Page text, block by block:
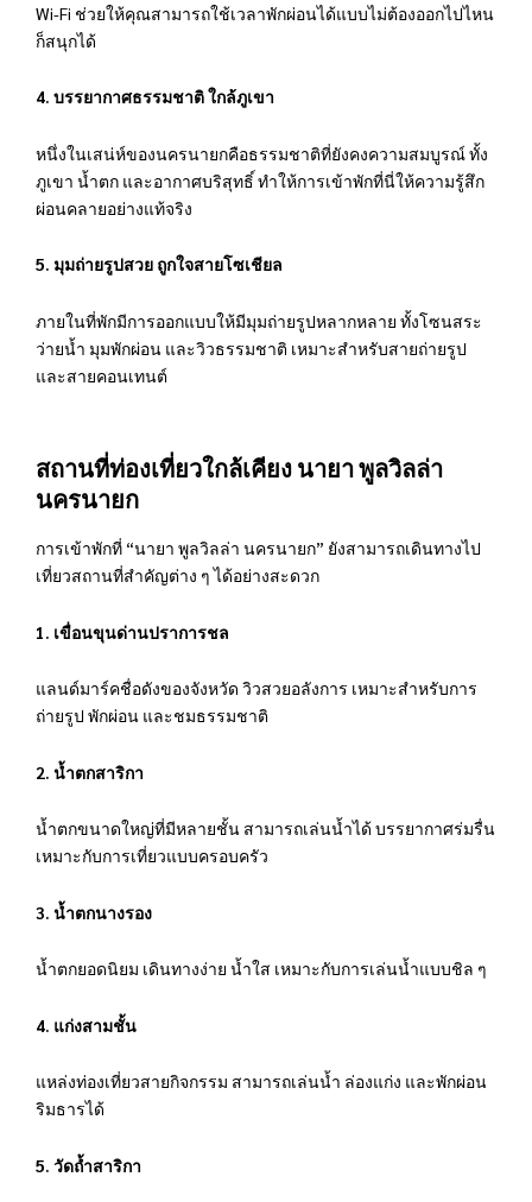
Wi-Fi ช่วยให้คุณสามารถใช้เวลาพักผ่อนได้แบบไม่ต้องออกไปไหน
ก็สนุกได้
4. บรรยากาศธรรมชาติ ใกล้ภูเขา
หนึ่งในเสน่ห์ของนครนายกคือธรรมชาติที่ยังคงความสมบูรณ์ ทั้ง
ภูเขา น้ำตก และอากาศบริสุทธิ์ ทำให้การเข้าพักที่นี่ให้ความรู้สึก
ผ่อนคลายอย่างแท้จริง
5. มุมถ่ายรูปสวย ถูกใจสายโซเชียล
ภายในที่พักมีการออกแบบให้มีมุมถ่ายรูปหลากหลาย ทั้งโซนสระ
ว่ายน้ำ มุมพักผ่อน และวิวธรรมชาติ เหมาะสำหรับสายถ่ายรูป
และสายคอนเทนต์
สถานที่ท่องเที่ยวใกล้เคียง นายา พูลวิลล่า
นครนายก
การเข้าพักที่ “นายา พูลวิลล่า นครนายก” ยังสามารถเดินทางไป
เที่ยวสถานที่สำคัญต่าง ๆ ได้อย่างสะดวก
1. เขื่อนขุนด่านปราการชล
แลนด์มาร์คชื่อดังของจังหวัด วิวสวยอลังการ เหมาะสำหรับการ
ถ่ายรูป พักผ่อน และชมธรรมชาติ
2. น้ำตกสาริกา
น้ำตกขนาดใหญ่ที่มีหลายชั้น สามารถเล่นน้ำได้ บรรยากาศร่มรื่น
เหมาะกับการเที่ยวแบบครอบครัว
3. น้ำตกนางรอง
น้ำตกยอดนิยม เดินทางง่าย น้ำใส เหมาะกับการเล่นน้ำแบบชิล ๆ
4. แก่งสามชั้น
แหล่งท่องเที่ยวสายกิจกรรม สามารถเล่นน้ำ ล่องแก่ง และพักผ่อน
ริมธารได้
5. วัดถ้ำสาริกา